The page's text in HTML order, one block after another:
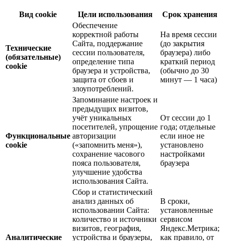
Вид cookie Цели использования Срок хранения
Технические
(обязательные)
cookie
Обеспечение
корректной работы
Сайта, поддержание
сессии пользователя,
определение типа
браузера и устройства,
защита от сбоев и
злоупотреблений.
На время сессии
(до закрытия
браузера) либо
краткий период
(обычно до 30
минут — 1 часа)
Функциональные
cookie
Запоминание настроек и
предыдущих визитов,
учёт уникальных
посетителей, упрощение
авторизации
(«запомнить меня»),
сохранение часового
пояса пользователя,
улучшение удобства
использования Сайта.
От сессии до 1
года; отдельные
если иное не
установлено
настройками
браузера
Аналитические
Сбор и статистический
анализ данных об
использовании Сайта:
количество и источники
визитов, география,
устройства и браузеры,
В сроки,
установленные
сервисом
Яндекс.Метрика;
как правило, от